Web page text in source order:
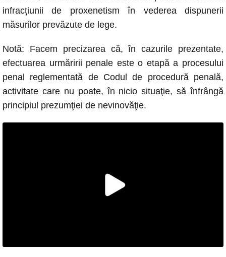
infracțiunii de proxenetism în vederea dispunerii
măsurilor prevăzute de lege.
Notă: Facem precizarea că, în cazurile prezentate,
efectuarea urmăririi penale este o etapă a procesului
penal reglementată de Codul de procedură penală,
activitate care nu poate, în nicio situaţie, să înfrângă
principiul prezumţiei de nevinovăţie.